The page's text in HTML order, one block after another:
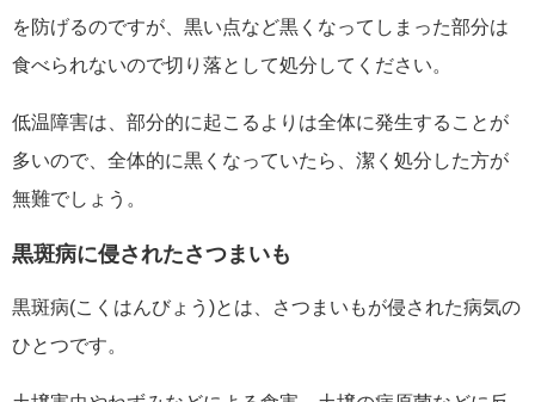
を防げるのですが、黒い点など黒くなってしまった部分は
食べられないので切り落として処分してください。
低温障害は、部分的に起こるよりは全体に発生することが
多いので、全体的に黒くなっていたら、潔く処分した方が
無難でしょう。
黒斑病に侵されたさつまいも
黒斑病(こくはんびょう)とは、さつまいもが侵された病気の
ひとつです。